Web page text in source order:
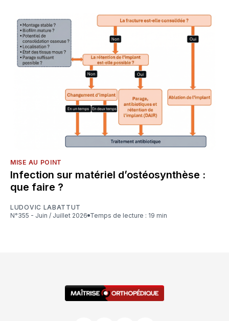
MISE AU POINT
Infection sur matériel d’ostéosynthèse :
que faire ?
LUDOVIC LABATTUT
N°355 - Juin / Juillet 2026
Temps de lecture : 19 min